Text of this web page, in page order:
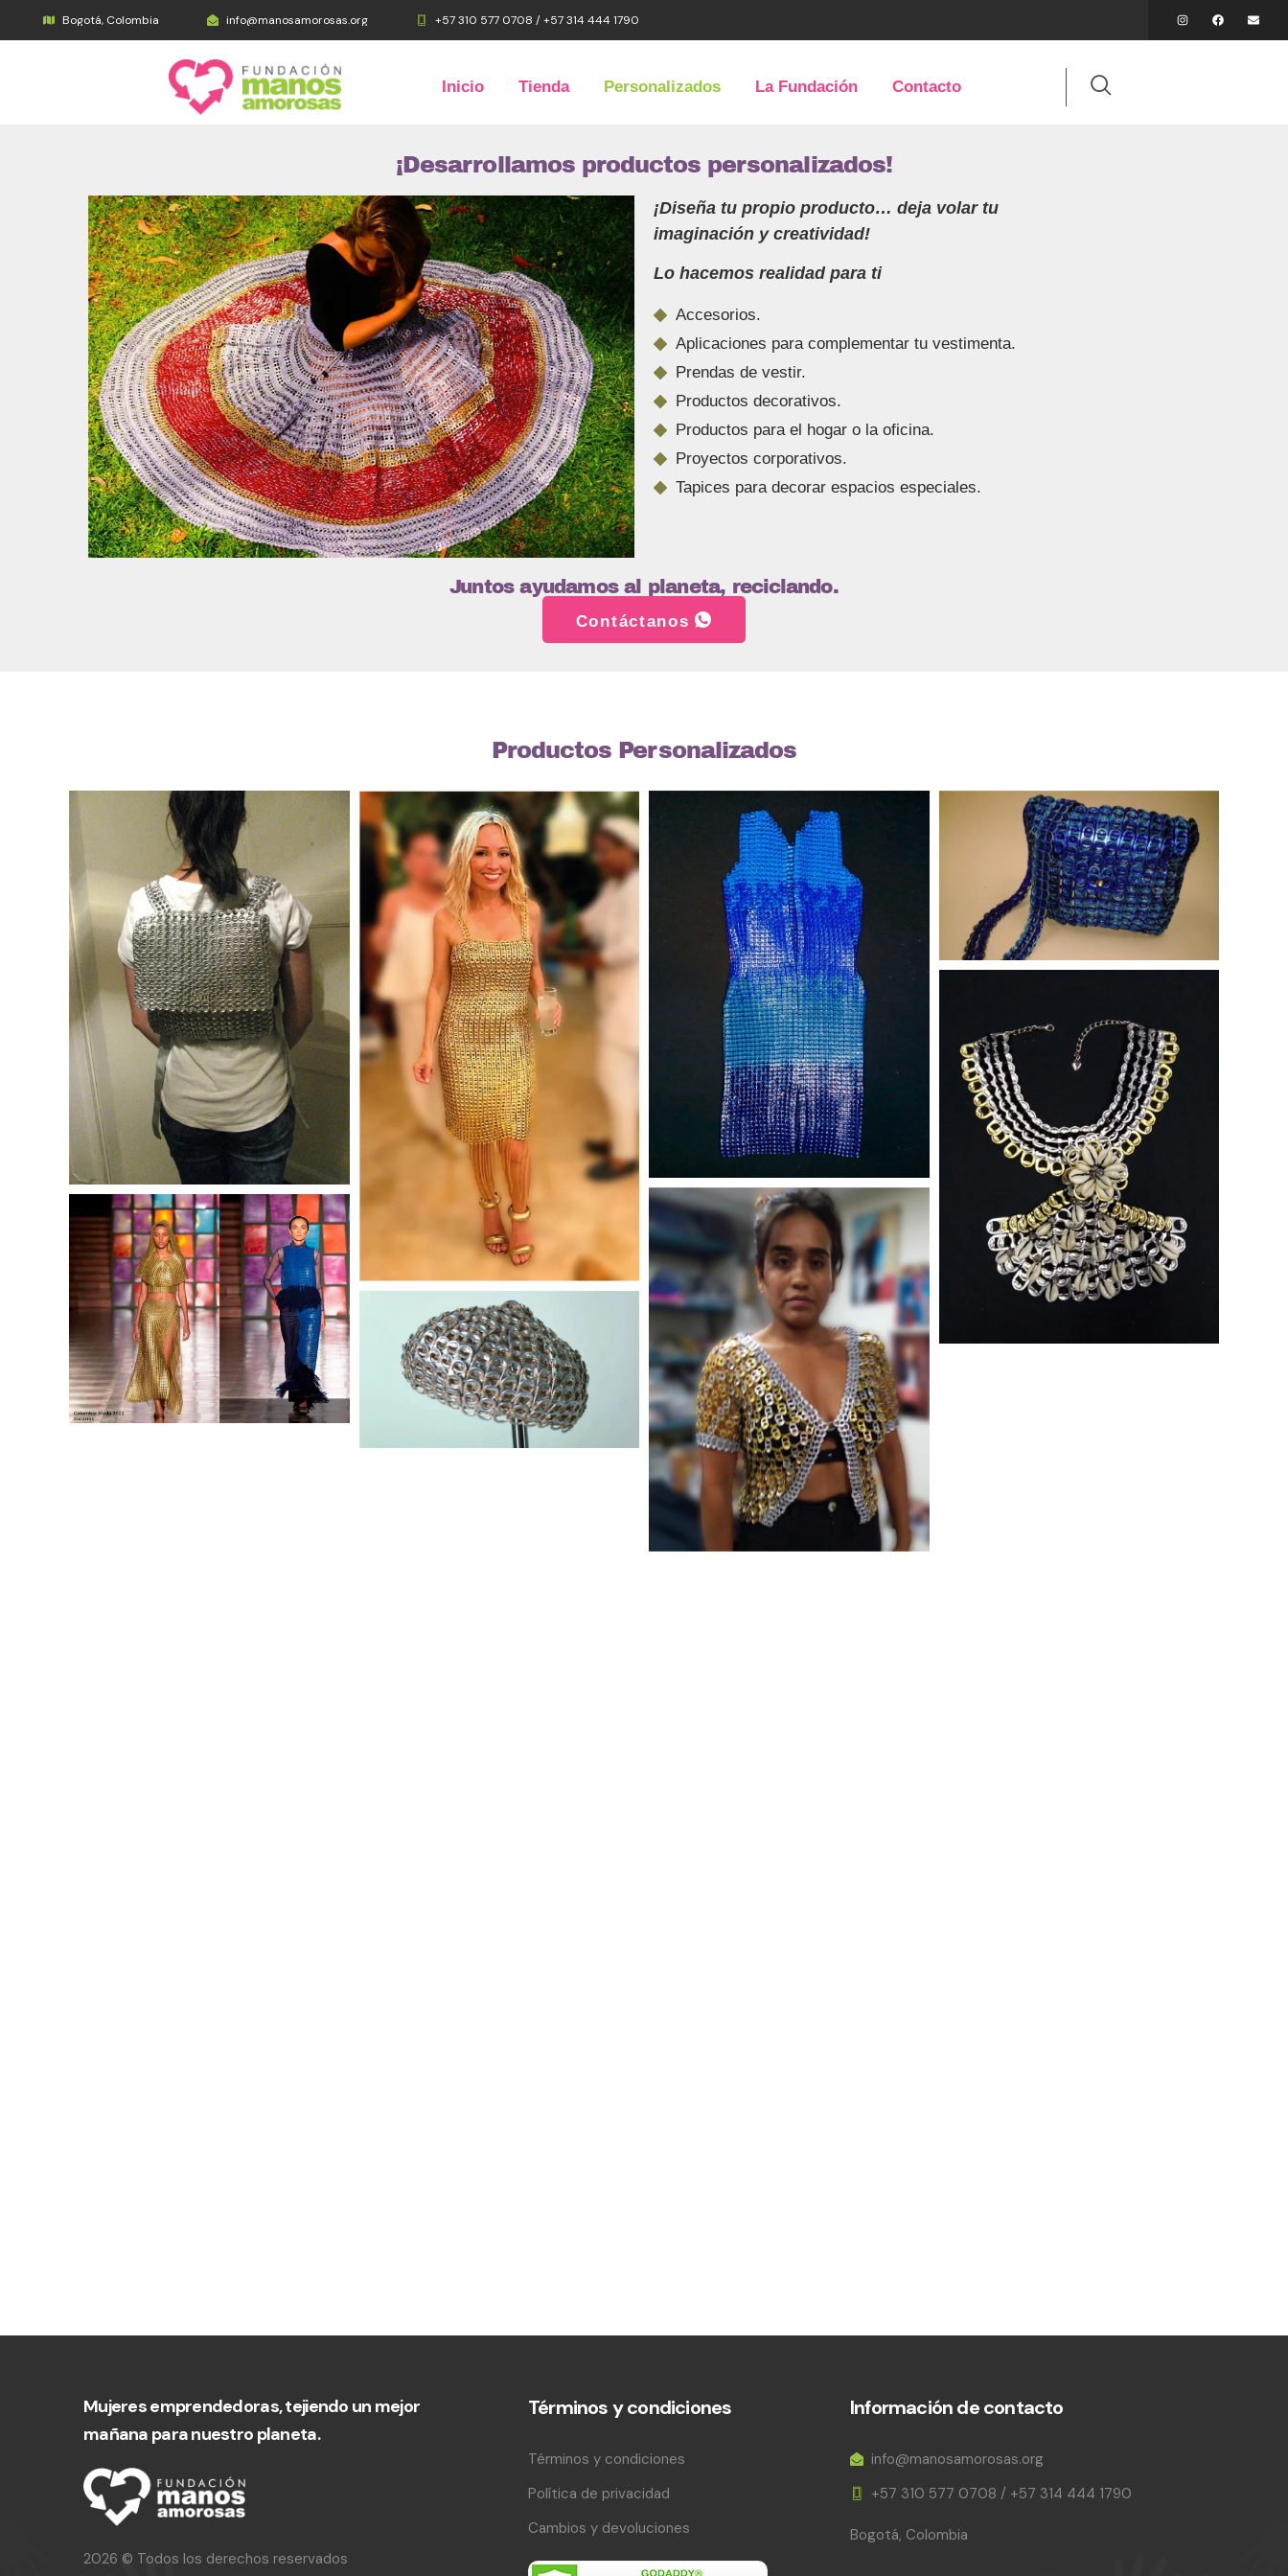
Bogotá, Colombia info@manosamorosas.org +57 310 577 0708 / +57 314 444 1790
Inicio Tienda Personalizados La Fundación Contacto
¡Desarrollamos productos personalizados!
¡Diseña tu propio producto… deja volar tu
imaginación y creatividad!
Lo hacemos realidad para ti
Accesorios.
Aplicaciones para complementar tu vestimenta.
Prendas de vestir.
Productos decorativos.
Productos para el hogar o la oficina.
Proyectos corporativos.
Tapices para decorar espacios especiales.
Juntos ayudamos al planeta, reciclando.
Contáctanos
Productos Personalizados
Mujeres emprendedoras, tejiendo un mejor
mañana para nuestro planeta.
2026 © Todos los derechos reservados
Términos y condiciones
Términos y condiciones
Política de privacidad
Cambios y devoluciones
Información de contacto
info@manosamorosas.org
+57 310 577 0708 / +57 314 444 1790
Bogotá, Colombia